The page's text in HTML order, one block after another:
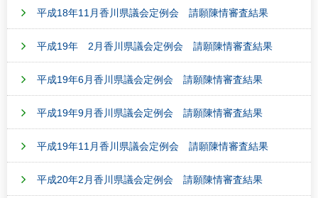
平成18年11月香川県議会定例会 請願陳情審査結果
平成19年 2月香川県議会定例会 請願陳情審査結果
平成19年6月香川県議会定例会 請願陳情審査結果
平成19年9月香川県議会定例会 請願陳情審査結果
平成19年11月香川県議会定例会 請願陳情審査結果
平成20年2月香川県議会定例会 請願陳情審査結果